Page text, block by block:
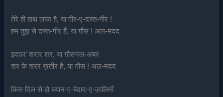
तेरे ही हाथ लाज है, या पीर-ए-दस्त-गीर !
हम तुझ से दस्त-गीर हैं, या ग़ौस ! अल-मदद
इदफ़ा’ शरार शर, या ग़ौसनल-अबर
शर के शरर ख़तीर हैं, या ग़ौस ! अल-मदद
किस दिल से हो बयान-ए-बेदाद-ए-ज़ालिमाँ